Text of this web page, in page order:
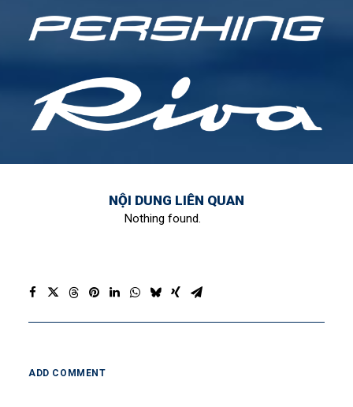
NỘI DUNG LIÊN QUAN
Nothing found.
ADD COMMENT